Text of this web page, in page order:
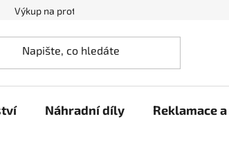
Výkup na protiúčet
Náhradní díly Reklamace